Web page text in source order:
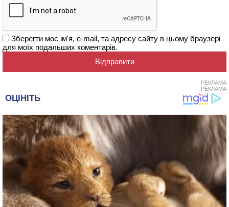
Зберегти моє ім'я, e-mail, та адресу сайту в цьому браузері
для моїх подальших коментарів.
РЕКЛАМА
РЕКЛАМА